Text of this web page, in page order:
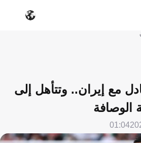
مع إيران.. وتتأهل إلى
01:04